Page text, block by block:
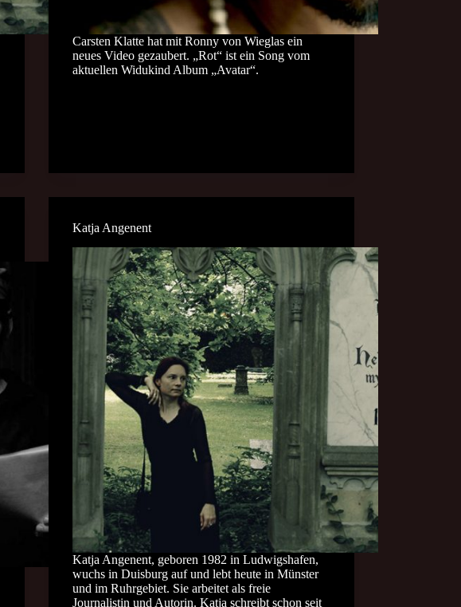
Carsten Klatte hat mit Ronny von Wieglas ein
neues Video gezaubert. „Rot“ ist ein Song vom
aktuellen Widukind Album „Avatar“.
Katja Angenent
Katja Angenent, geboren 1982 in Ludwigshafen,
wuchs in Duisburg auf und lebt heute in Münster
und im Ruhrgebiet. Sie arbeitet als freie
Journalistin und Autorin. Katja schreibt schon seit